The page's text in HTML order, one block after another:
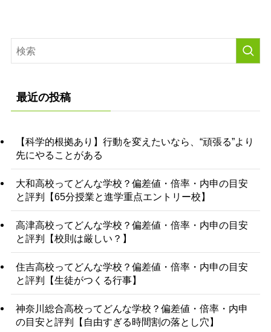
最近の投稿
【科学的根拠あり】行動を変えたいなら、“頑張る”より
先にやることがある
大和高校ってどんな学校？偏差値・倍率・内申の目安
と評判【65分授業と進学重点エントリー校】
高津高校ってどんな学校？偏差値・倍率・内申の目安
と評判【校則は厳しい？】
住吉高校ってどんな学校？偏差値・倍率・内申の目安
と評判【生徒がつくる行事】
神奈川総合高校ってどんな学校？偏差値・倍率・内申
の目安と評判【自由すぎる時間割の落とし穴】